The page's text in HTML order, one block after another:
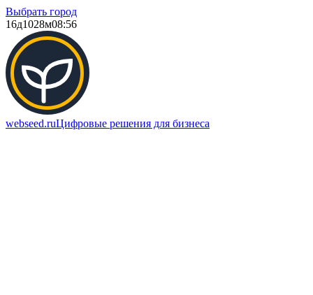
Выбрать город
16д1028м08:56
webseed.ruЦифровые решения для бизнеса